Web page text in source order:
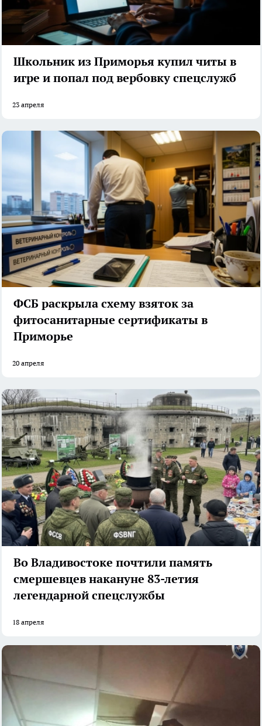
Школьник из Приморья купил читы в
игре и попал под вербовку спецслужб
23 апреля
ФСБ раскрыла схему взяток за
фитосанитарные сертификаты в
Приморье
20 апреля
Во Владивостоке почтили память
смершевцев накануне 83-летия
легендарной спецслужбы
18 апреля